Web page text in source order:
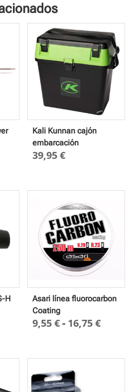
Kali Kunnan cajón
embarcación
39,95€
H
Asari línea fluorocarbon
Coating
9,55€- 16,75€Rango
desde